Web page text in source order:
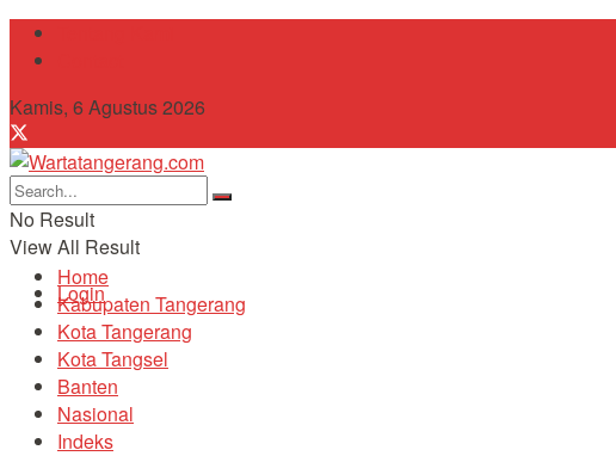
Kamis, 6 Agustus 2026
No Result
View All Result
Login
Home
Kabupaten Tangerang
Kota Tangerang
Kota Tangsel
Banten
Nasional
Indeks